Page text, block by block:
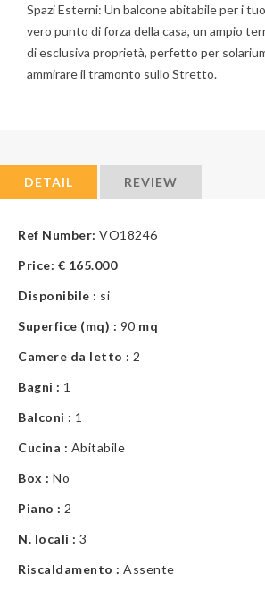
Spazi Esterni: Un balcone abitabile per i
vero punto di forza della casa, un ampio
di esclusiva proprietà, perfetto per
ammirare il tramonto sullo Stretto.
DETAIL REVIEW
Ref Number: VO18246
Price: € 165.000
Disponibile : si
Superfice (mq) : 90 mq
Camere da letto : 2
Bagni : 1
Balconi : 1
Cucina : Abitabile
Box : No
Piano : 2
N. locali : 3
Riscaldamento : Assente